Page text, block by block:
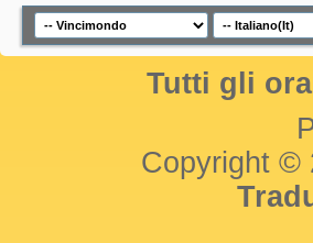
Tutti gli
Copyright ©